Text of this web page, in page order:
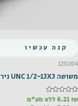
קנה עכשיו
120204
משושה UNC 1/2-13X3 נירוסטה A2
דורג6.21 ₪
ללא מע"מ